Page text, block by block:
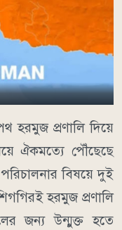
হরমুজ প্রণালি দিয়ে
ঐকমত্যে পৌঁছেছে
বিষয়ে দুই
হরমুজ প্রণালি
জন্য উন্মুক্ত হতে